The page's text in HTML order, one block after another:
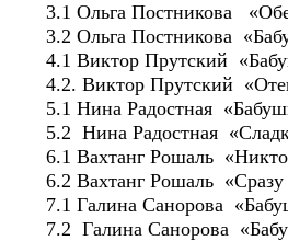
3.1 Ольга Постникова
3.2 Ольга Постникова
4.1 Виктор Прутский
4.2. Виктор Прутский
5.1 Нина Радостная
5.2 Нина Радостная
6.1 Вахтанг Рошаль
6.2 Вахтанг Рошаль «Сразу
7.1 Галина Санорова
7.2 Галина Санорова